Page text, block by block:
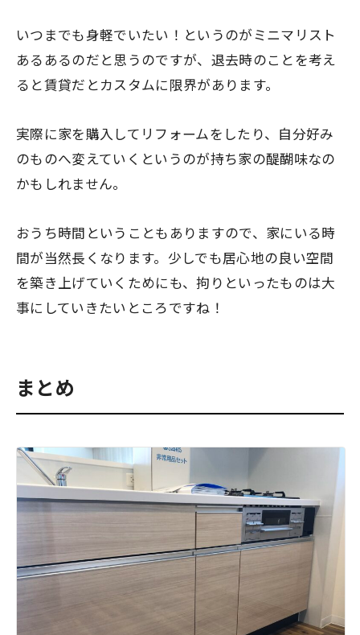
いつまでも身軽でいたい！というのがミニマリスト
あるあるのだと思うのですが、退去時のことを考え
ると賃貸だとカスタムに限界があります。
実際に家を購入してリフォームをしたり、自分好み
のものへ変えていくというのが持ち家の醍醐味なの
かもしれません。
おうち時間ということもありますので、家にいる時
間が当然長くなります。少しでも居心地の良い空間
を築き上げていくためにも、拘りといったものは大
事にしていきたいところですね！
まとめ